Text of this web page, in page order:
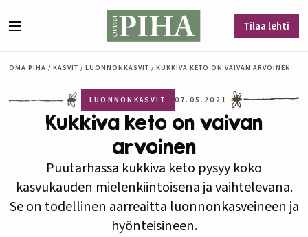
Tilaa lehti
OMA PIHA / KASVIT / LUONNONKASVIT / KUKKIVA KETO ON VAIVAN ARVOINEN
LUONNONKASVIT 07.05.2021
Kukkiva keto on vaivan
arvoinen
Puutarhassa kukkiva keto pysyy koko
kasvukauden mielenkiintoisena ja vaihtelevana.
Se on todellinen aarreaitta luonnonkasveineen ja
hyönteisineen.